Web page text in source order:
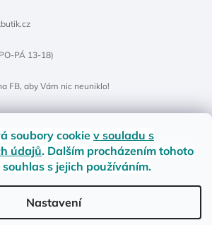
soubory cookie v souladu s
údajů. Dalším procházením tohoto
s jejich používáním.
Nastavení
PÁ 13-18)
FB, aby Vám nic neuniklo!
Jak na vrácení nebo reklamaci?
Ochrana osobních údajů